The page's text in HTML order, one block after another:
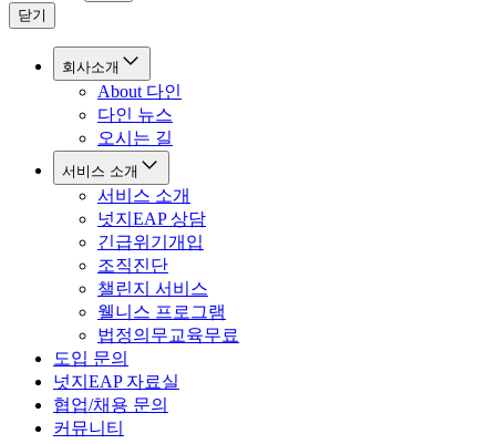
닫기
회사소개
About 다인
다인 뉴스
오시는 길
서비스 소개
서비스 소개
넛지EAP 상담
긴급위기개입
조직진단
챌린지 서비스
웰니스 프로그램
법정의무교육무료
도입 문의
넛지EAP 자료실
협업/채용 문의
커뮤니티